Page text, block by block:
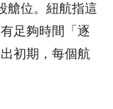
艙位。紐航指這
足夠時間「逐
初期，每個航